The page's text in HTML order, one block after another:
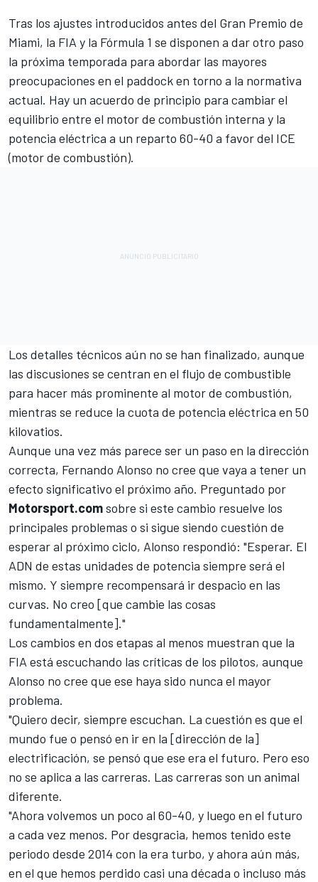
Tras los ajustes introducidos antes del Gran Premio de
Miami, la FIA y la Fórmula 1 se disponen a dar otro paso
la próxima temporada para abordar las mayores
preocupaciones en el paddock en torno a la normativa
actual. Hay un acuerdo de principio para cambiar el
equilibrio entre el motor de combustión interna y la
potencia eléctrica a un reparto 60-40 a favor del ICE
(motor de combustión).
Los detalles técnicos aún no se han finalizado, aunque
las discusiones se centran en el flujo de combustible
para hacer más prominente al motor de combustión,
mientras se reduce la cuota de potencia eléctrica en 50
kilovatios.
Aunque una vez más parece ser un paso en la dirección
correcta, Fernando Alonso no cree que vaya a tener un
efecto significativo el próximo año. Preguntado por
Motorsport.comsobre si este cambio resuelve los
principales problemas o si sigue siendo cuestión de
esperar al próximo ciclo, Alonso respondió: "Esperar. El
ADN de estas unidades de potencia siempre será el
mismo. Y siempre recompensará ir despacio en las
curvas. No creo [que cambie las cosas
fundamentalmente]."
Los cambios en dos etapas al menos muestran que la
FIA está escuchando las críticas de los pilotos, aunque
Alonso no cree que ese haya sido nunca el mayor
problema.
"Quiero decir, siempre escuchan. La cuestión es que el
mundo fue o pensó en ir en la [dirección de la]
electrificación, se pensó que ese era el futuro. Pero eso
no se aplica a las carreras. Las carreras son un animal
diferente.
"Ahora volvemos un poco al 60-40, y luego en el futuro
a cada vez menos. Por desgracia, hemos tenido este
periodo desde 2014 con la era turbo, y ahora aún más,
en el que hemos perdido casi una década o incluso más